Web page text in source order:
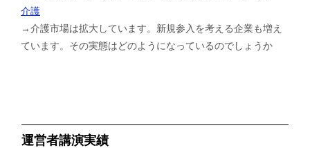
介護
→介護市場は拡大しています。新規参入を考える企業も増え
ています。その実態はどのようになっているのでしょうか
運営者講演実績